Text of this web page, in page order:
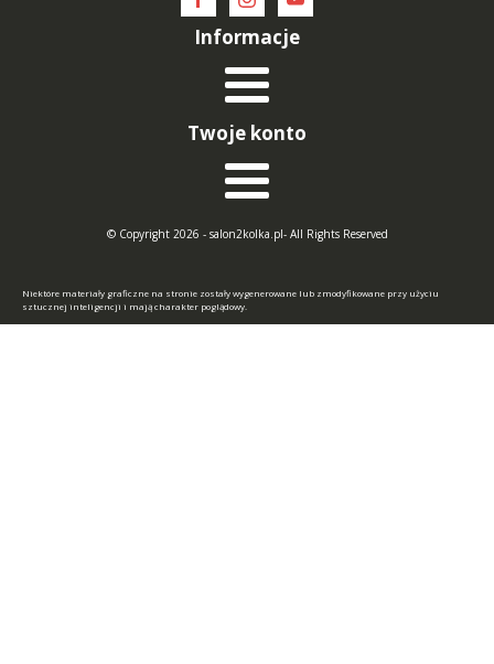
Informacje
Twoje konto
© Copyright 2026 - salon2kolka.pl- All Rights Reserved
Niektóre materiały graficzne na stronie zostały wygenerowane lub zmodyfikowane przy użyciu
sztucznej inteligencji i mają charakter poglądowy.